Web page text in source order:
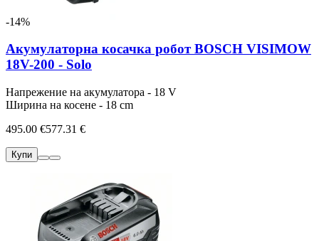
-14%
Акумулаторна косачка робот BOSCH VISIMOW
18V-200 - Solo
Напрежение на акумулатора - 18 V
Ширина на косене - 18 cm
495.00 €577.31 €
Купи